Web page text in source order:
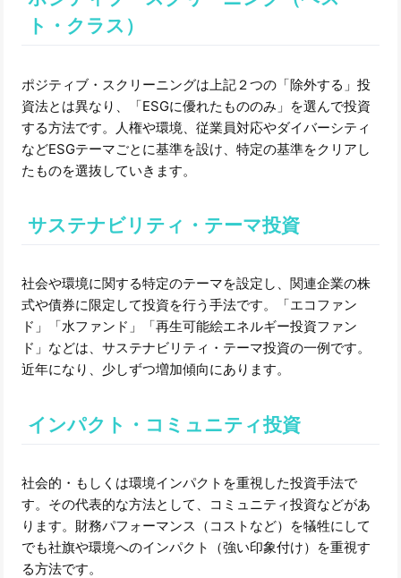
ト・クラス）
ポジティブ・スクリーニングは上記２つの「除外する」投
資法とは異なり、「ESGに優れたもののみ」を選んで投資
する方法です。人権や環境、従業員対応やダイバーシティ
などESGテーマごとに基準を設け、特定の基準をクリアし
たものを選抜していきます。
サステナビリティ・テーマ投資
社会や環境に関する特定のテーマを設定し、関連企業の株
式や債券に限定して投資を行う手法です。「エコファン
ド」「水ファンド」「再生可能絵エネルギー投資ファン
ド」などは、サステナビリティ・テーマ投資の一例です。
近年になり、少しずつ増加傾向にあります。
インパクト・コミュニティ投資
社会的・もしくは環境インパクトを重視した投資手法で
す。その代表的な方法として、コミュニティ投資などがあ
ります。財務パフォーマンス（コストなど）を犠牲にして
でも社旗や環境へのインパクト（強い印象付け）を重視す
る方法です。